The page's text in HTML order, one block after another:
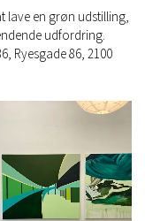
lave en grøn udstilling,
udfordring.
Ryesgade 86, 2100